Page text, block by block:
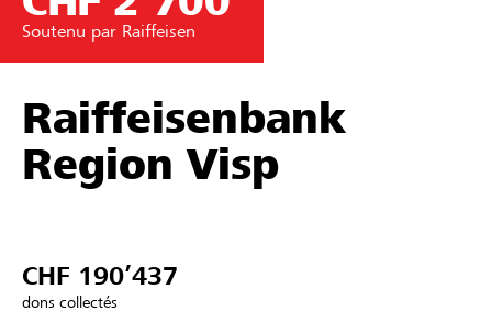
Parrainer
Soutien & assistance
Partenaires / Banques Raiffeisen
Se connecter
Soutenu par Raiffeisen
Raiffeisenbank
Region Visp
CHF 190’437
dons collectés